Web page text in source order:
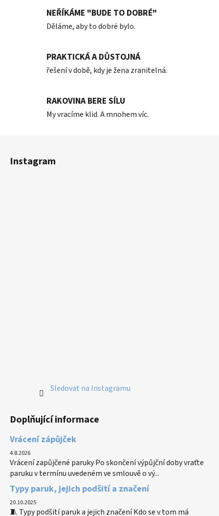
NEŘÍKÁME "BUDE TO DOBRÉ"
Děláme, aby to dobré bylo.
PRAKTICKÁ A DŮSTOJNÁ
řešení v době, kdy je žena zranitelná.
RAKOVINA BERE SÍLU
My vracíme klid. A mnohem víc.
Instagram
Sledovat na Instagramu
Doplňující informace
Vrácení zápůjček
4.8.2026
Vrácení zapůjčené paruky Po skončení výpůjční doby vraťte
paruku v termínu uvedeném ve smlouvě o vý...
Typy paruk, jejich podšití a značení
20.10.2025
🧵 Typy podšití paruk a jejich značení Kdo se v tom má